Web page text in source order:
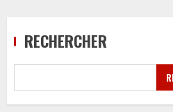
RECHERCHER